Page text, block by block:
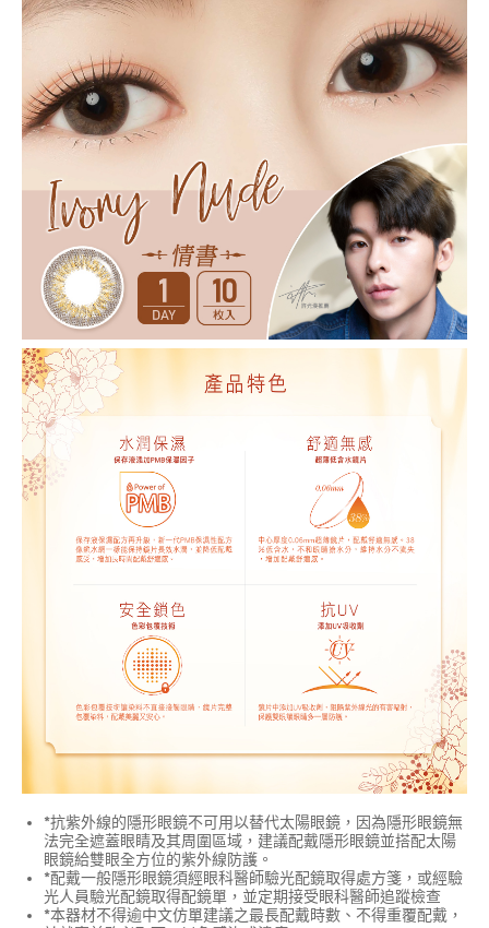
*抗紫外線的隱形眼鏡不可用以替代太陽眼鏡，因為隱形眼鏡無
法完全遮蓋眼睛及其周圍區域，建議配戴隱形眼鏡並搭配太陽
眼鏡給雙眼全方位的紫外線防護。
*配戴一般隱形眼鏡須經眼科醫師驗光配鏡取得處方箋，或經驗
光人員驗光配鏡取得配鏡單，並定期接受眼科醫師追蹤檢查
*本器材不得逾中文仿單建議之最長配戴時數、不得重覆配戴，